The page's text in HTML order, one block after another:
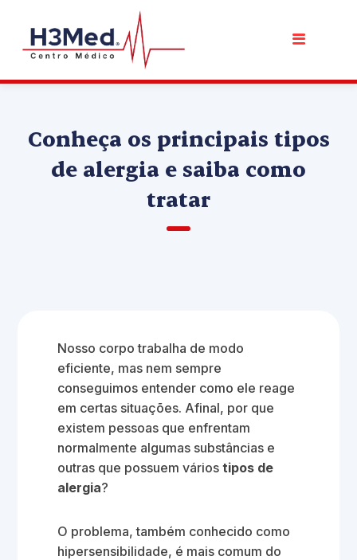
Conheça os principais tipos
de alergia e saiba como
tratar
Nosso corpo trabalha de modo
eficiente, mas nem sempre
conseguimos entender como ele reage
em certas situações. Afinal, por que
existem pessoas que enfrentam
normalmente algumas substâncias e
outras que possuem váriostipos de
alergia?
O problema, também conhecido como
hipersensibilidade, é mais comum do